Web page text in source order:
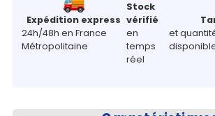
Expédition express
24h/48h en France
Métropolitaine
Stock
vérifié
en
temps
réel
et